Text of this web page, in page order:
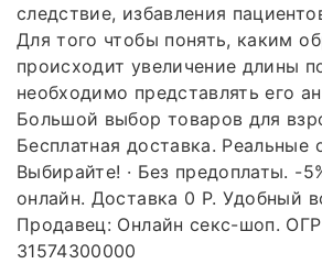
следствие, избавления
Для того чтобы понять, каким
происходит увеличение длины
необходимо представлять его
Большой выбор товаров для
Бесплатная доставка. Реальные
Выбирайте! · Без предоплаты. -
онлайн. Доставка 0 P. Удобный
Продавец: Онлайн секс-шоп.
31574300000